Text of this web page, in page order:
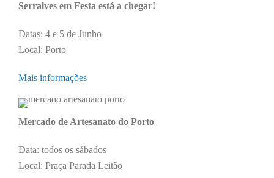
Serralves em Festa está a chegar!
Datas: 4 e 5 de Junho
Local: Porto
Mais informações
Mercado de Artesanato do Porto
Data: todos os sábados
Local: Praça Parada Leitão